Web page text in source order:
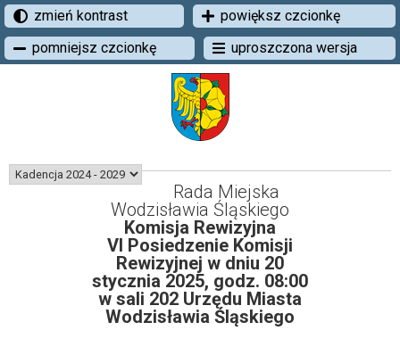
zmień kontrast
powiększ czcionkę
pomniejsz czcionkę
uproszczona wersja
Rada Miejska
Wodzisławia Śląskiego
Komisja Rewizyjna
VI Posiedzenie Komisji
Rewizyjnej w dniu 20
stycznia 2025, godz. 08:00
w sali 202 Urzędu Miasta
Wodzisławia Śląskiego